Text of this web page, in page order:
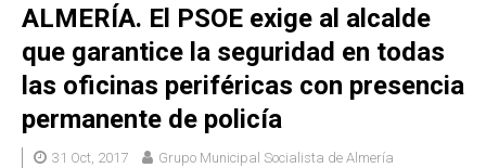
ALMERÍA. El PSOE exige al alcalde
que garantice la seguridad en todas
las oficinas periféricas con presencia
permanente de policía
31 Oct, 2017 Grupo Municipal Socialista de Almería